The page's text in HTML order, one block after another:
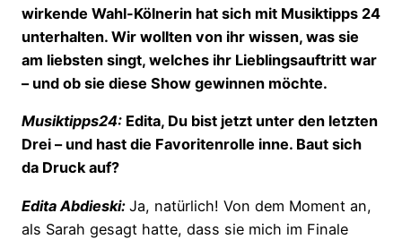
wirkende Wahl-Kölnerin hat sich mit Musiktipps 24
unterhalten. Wir wollten von ihr wissen, was sie
am liebsten singt, welches ihr Lieblingsauftritt war
– und ob sie diese Show gewinnen möchte.
Musiktipps24: Edita, Du bist jetzt unter den letzten
Drei – und hast die Favoritenrolle inne. Baut sich
da Druck auf?
Edita Abdieski: Ja, natürlich! Von dem Moment an,
als Sarah gesagt hatte, dass sie mich im Finale